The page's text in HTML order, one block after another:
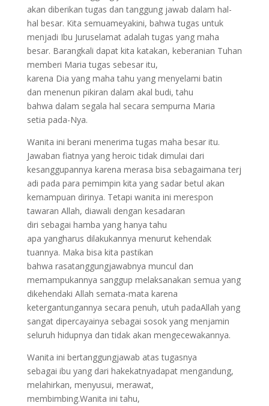
akan diberikan tugas dan tanggung jawab dalam hal-
hal besar. Kita semuameyakini, bahwa tugas untuk
menjadi Ibu Juruselamat adalah tugas yang maha
besar. Barangkali dapat kita katakan, keberanian Tuhan
memberi Maria tugas sebesar itu,
karena Dia yang maha tahu yang menyelami batin
dan menenun pikiran dalam akal budi, tahu
bahwa dalam segala hal secara sempurna Maria
setia pada-Nya.
Wanita ini berani menerima tugas maha besar itu.
Jawaban fiatnya yang heroic tidak dimulai dari
kesanggupannya karena merasa bisa sebagaimana terj
adi pada para pemimpin kita yang sadar betul akan
kemampuan dirinya. Tetapi wanita ini merespon
tawaran Allah, diawali dengan kesadaran
diri sebagai hamba yang hanya tahu
apa yangharus dilakukannya menurut kehendak
tuannya. Maka bisa kita pastikan
bahwa rasatanggungjawabnya muncul dan
memampukannya sanggup melaksanakan semua yang
dikehendaki Allah semata-mata karena
ketergantungannya secara penuh, utuh padaAllah yang
sangat dipercayainya sebagai sosok yang menjamin
seluruh hidupnya dan tidak akan mengecewakannya.
Wanita ini bertanggungjawab atas tugasnya
sebagai ibu yang dari hakekatnyadapat mengandung,
melahirkan, menyusui, merawat,
membimbing.Wanita ini tahu,